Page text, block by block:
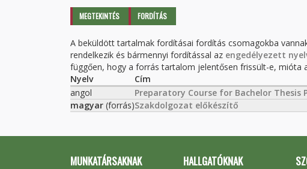
Elsődleges fülek
MEGTEKINTÉS FORDÍTÁS
A beküldött tartalmak fordításai fordítás csomagokba
rendelkezik és bármennyi fordítással az engedélyezett
függően, hogy a forrás tartalom jelentősen frissült-e, mióta
Nyelv
Cím
angol
Preparatory Course for Bachelor Thesis
magyar (forrás)Szakdolgozat előkészítő
MUNKATÁRSAKNAK HALLGATÓKNAK